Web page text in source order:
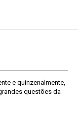
e quinzenalmente,
questões da